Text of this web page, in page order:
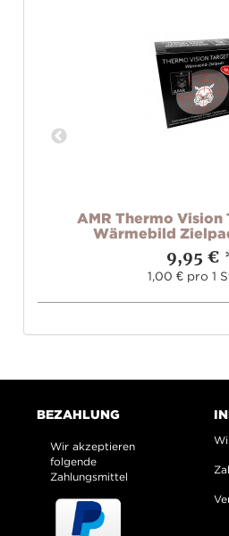
AMR Thermo Vision
Wärmebild
9,95 €
1,00 € pro 1
BEZAHLUNG
Wir akzeptieren
folgende
Zahlungsmittel